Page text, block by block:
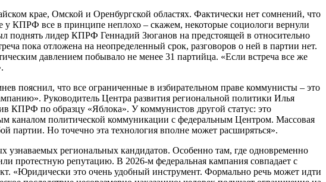
крае, Омской и Оренбургской областях. Фактически нет сомнений, что
КПРФ все в принципе неплохо – скажем, некоторые социологи вернули
поднять лидер КПРФ Геннадий Зюганов на предстоящей в относительно
пока отложена на неопределенный срок, разговоров о ней в партии нет.
давлением побывало не менее 31 партийца. «Если встреча все же
пояснил, что все ограниченные в избирательном праве коммунисты – это
Руководитель Центра развития региональной политики Илья
КПРФ по образцу «Яблока». У коммунистов другой статус: это
каналом политической коммуникации с федеральным Центром. Массовая
партии. Но точечно эта технология вполне может расширяться».
региональных кандидатов. Особенно там, где одновременно
протестную репутацию. В 2026-м федеральная кампания совпадает с
«Юридически это очень удобный инструмент. Формально речь может идти